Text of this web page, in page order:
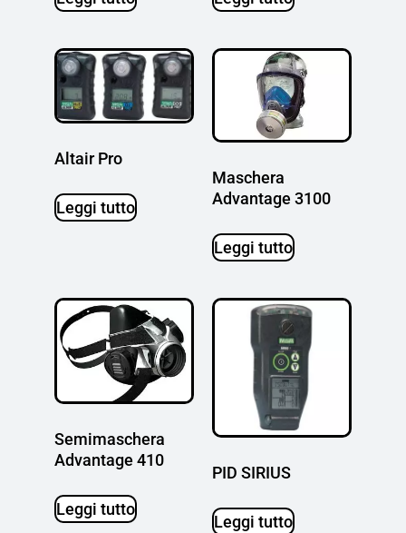
Altair Pro
Leggi tutto
Maschera
Advantage 3100
Leggi tutto
Semimaschera
Advantage 410
Leggi tutto
PID SIRIUS
Leggi tutto